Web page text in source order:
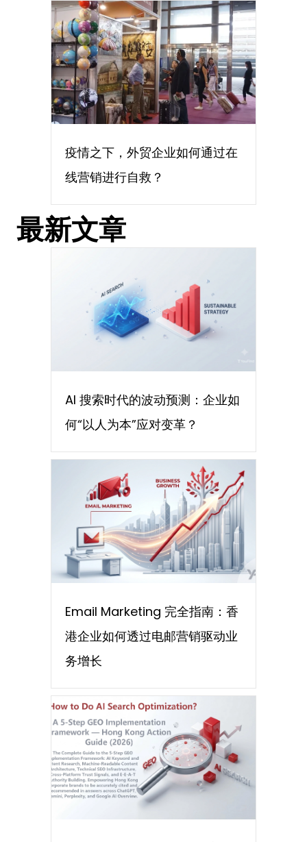
疫情之下，外贸企业如何通过在
线营销进行自救？
最新文章
AI 搜索时代的波动预测：企业如
何“以人为本”应对变革？
Email Marketing 完全指南：香
港企业如何透过电邮营销驱动业
务增长